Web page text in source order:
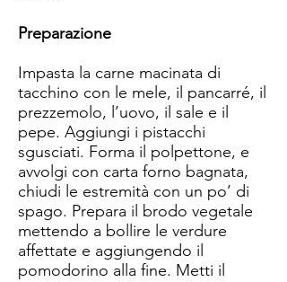
Preparazione
Impasta la carne macinata di
tacchino con le mele, il pancarré, il
prezzemolo, l’uovo, il sale e il
pepe. Aggiungi i pistacchi
sgusciati. Forma il polpettone, e
avvolgi con carta forno bagnata,
chiudi le estremità con un po’ di
spago. Prepara il brodo vegetale
mettendo a bollire le verdure
affettate e aggiungendo il
pomodorino alla fine. Metti il